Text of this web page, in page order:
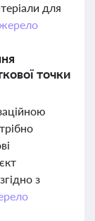
для
точки
з